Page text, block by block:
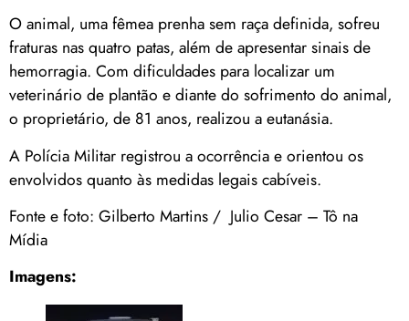
O animal, uma fêmea prenha sem raça definida, sofreu
fraturas nas quatro patas, além de apresentar sinais de
hemorragia. Com dificuldades para localizar um
veterinário de plantão e diante do sofrimento do animal,
o proprietário, de 81 anos, realizou a eutanásia.
A Polícia Militar registrou a ocorrência e orientou os
envolvidos quanto às medidas legais cabíveis.
Fonte e foto: Gilberto Martins / Julio Cesar – Tô na
Mídia
Imagens: